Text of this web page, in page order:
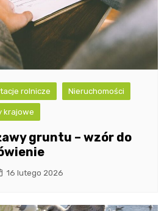
rolnicze Nieruchomości
krajowe
gruntu – wzór do
16 lutego 2026